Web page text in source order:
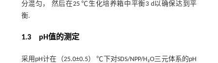
分混匀， 然后在25 ℃生化培养箱中平衡3 d以确保达到平
衡.
1.3 pH值的测定
采用pH计在（25.0±0.5） ℃下对SDS/NPP/H₂O三元体系的pH